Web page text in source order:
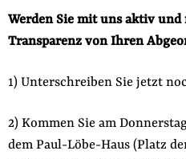
auf
der
Folge
Werden Sie mit uns aktiv und
Transparenz von Ihren
1) Unterschreiben Sie jetzt
2) Kommen Sie am
dem Paul-Löbe-Haus (Platz